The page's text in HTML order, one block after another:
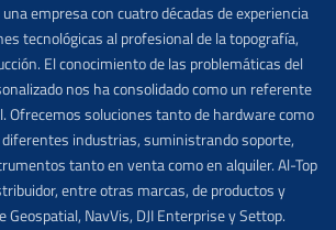
empresa con cuatro décadas de experiencia
tecnológicas al profesional de la topografía,
El conocimiento de las problemáticas del
nos ha consolidado como un referente
Ofrecemos soluciones tanto de hardware como
industrias, suministrando soporte,
tanto en venta como en alquiler. Al-Top
entre otras marcas, de productos y
Geospatial, NavVis, DJI Enterprise y Settop.